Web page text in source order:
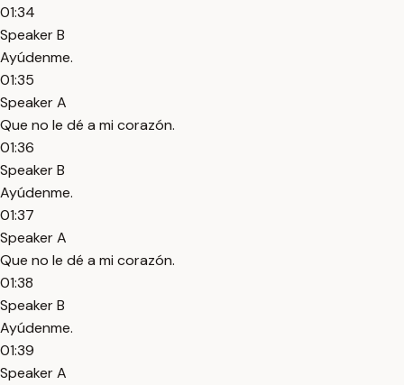
01:34
Speaker B
Ayúdenme.
01:35
Speaker A
Que no le dé a mi corazón.
01:36
Speaker B
Ayúdenme.
01:37
Speaker A
Que no le dé a mi corazón.
01:38
Speaker B
Ayúdenme.
01:39
Speaker A